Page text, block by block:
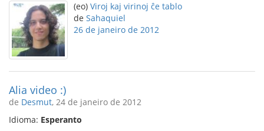
(eo) Viroj kaj virinoj ĉe tablo
de Sahaquiel
26 de janeiro de 2012
Alia video :)
de Desmut, 24 de janeiro de 2012
Idioma: Esperanto